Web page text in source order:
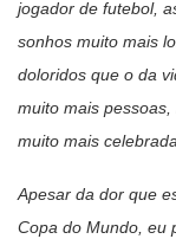
jogador de futebol,
sonhos muito mais
doloridos que o da
muito mais
muito mais
Apesar da dor que
Copa do Mundo, eu